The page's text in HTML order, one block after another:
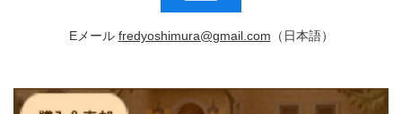
Eメール fredyoshimura@gmail.com （日本語）